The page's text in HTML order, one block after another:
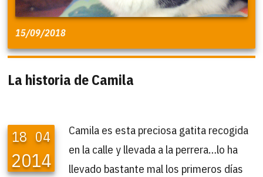
15/09/2018
La historia de Camila
18 04
2014
Camila es esta preciosa gatita recogida
en la calle y llevada a la perrera…lo ha
llevado bastante mal los primeros días